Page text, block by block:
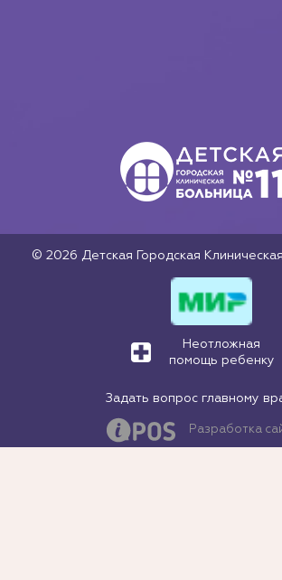
© 2026 Детская Городская
Неотложная
помощь ребенку
Задать вопрос главному
Разработка